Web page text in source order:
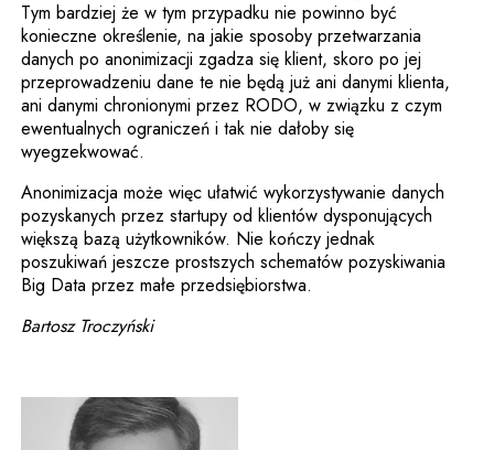
Tym bardziej że w tym przypadku nie powinno być
konieczne określenie, na jakie sposoby przetwarzania
danych po anonimizacji zgadza się klient, skoro po jej
przeprowadzeniu dane te nie będą już ani danymi klienta,
ani danymi chronionymi przez RODO, w związku z czym
ewentualnych ograniczeń i tak nie dałoby się
wyegzekwować.
Anonimizacja może więc ułatwić wykorzystywanie danych
pozyskanych przez startupy od klientów dysponujących
większą bazą użytkowników. Nie kończy jednak
poszukiwań jeszcze prostszych schematów pozyskiwania
Big Data przez małe przedsiębiorstwa.
Bartosz Troczyński